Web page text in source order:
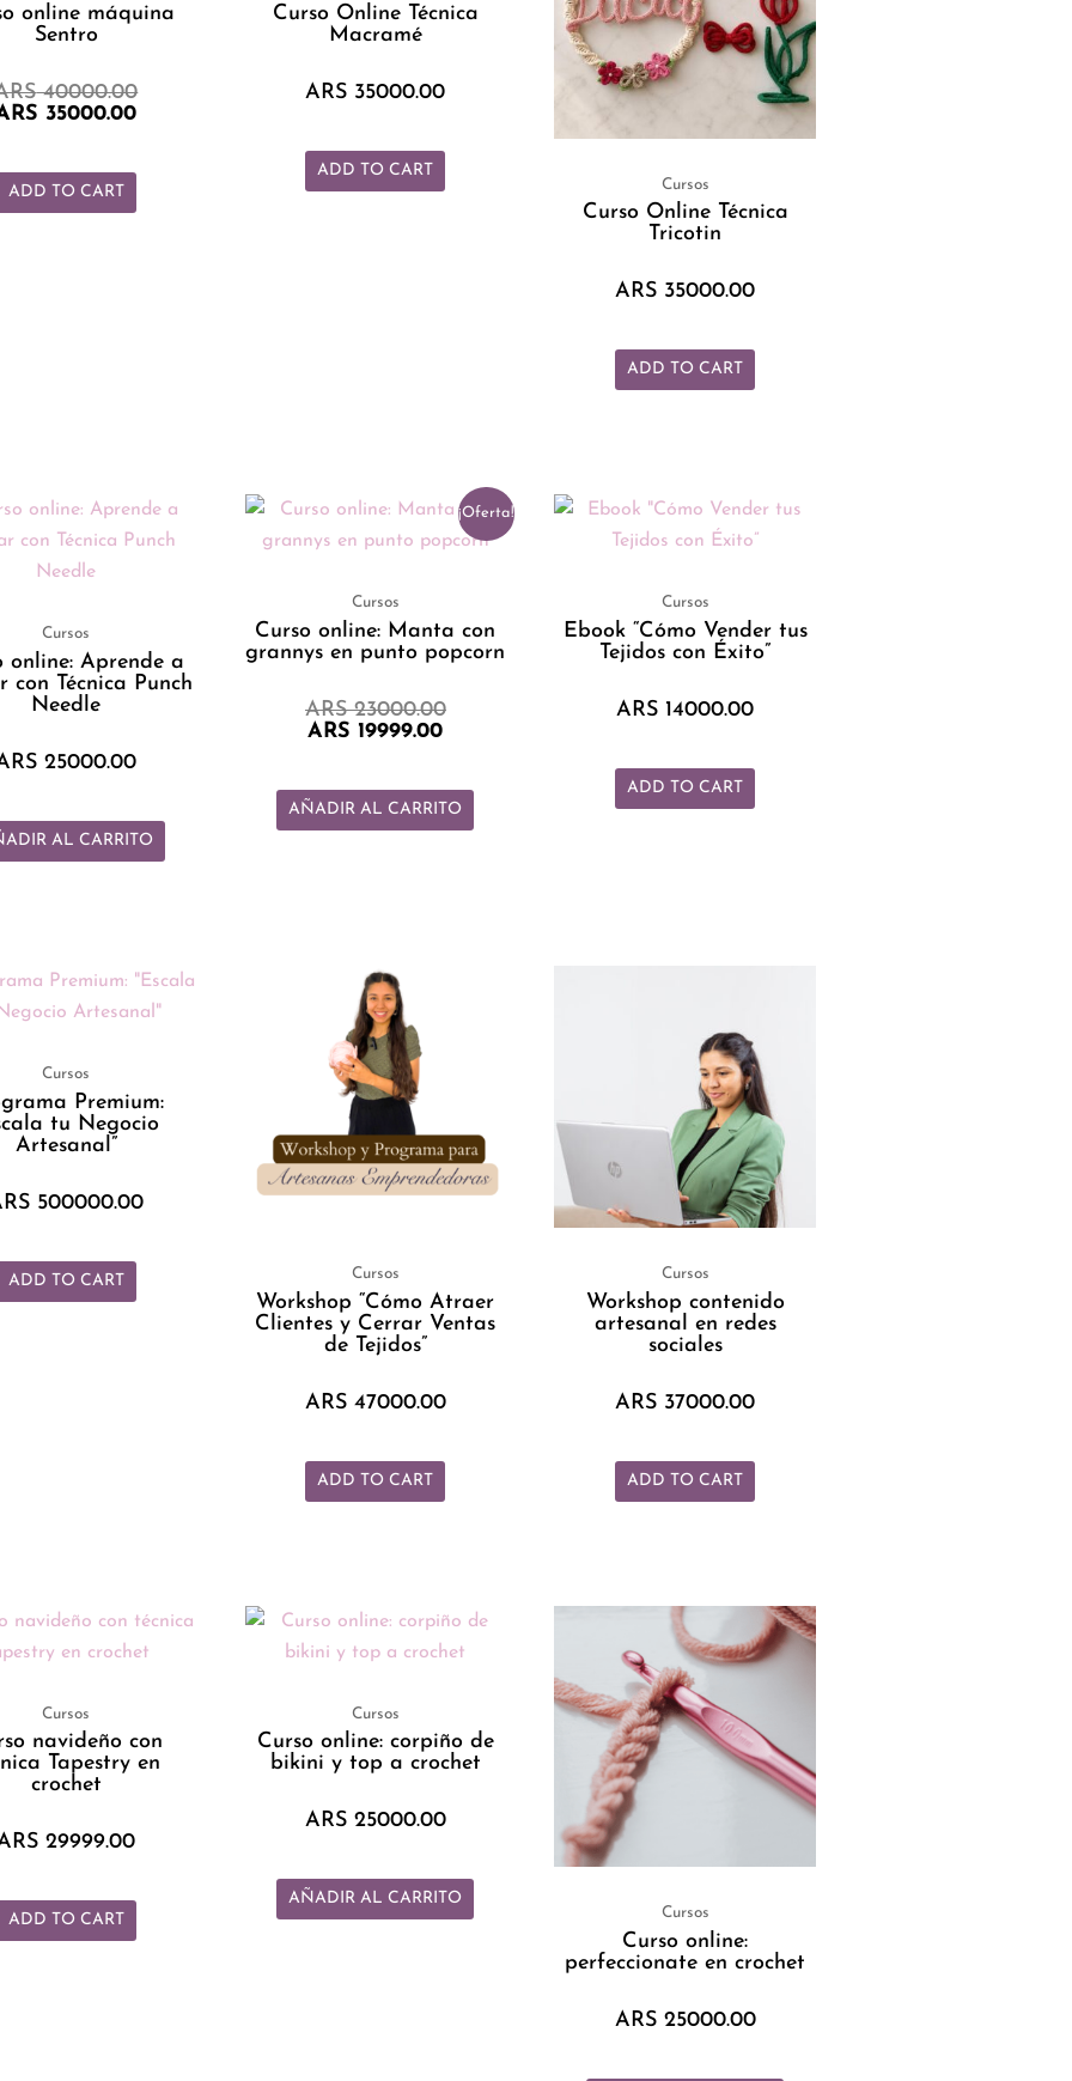
online máquina
Sentro
40000.00
35000.00
ADD TO CART
Curso Online Técnica
Macramé
ARS 35000.00
ADD TO CART
Cursos
Curso Online Técnica
Tricotin
ARS 35000.00
ADD TO CART
Cursos
online: Aprende a
con Técnica Punch
Needle
25000.00
AL CARRITO
¡Oferta!
Cursos
Curso online: Manta con
grannys en punto popcorn
ARS23000.00
El
precio
original
ARS 19999.00
El
precio
actual
AÑADIR AL CARRITO
Cursos
Ebook “Cómo Vender tus
Tejidos con Éxito”
ARS 14000.00
ADD TO CART
Cursos
Premium:
tu Negocio
Artesanal”
500000.00
ADD TO CART Cursos
Workshop “Cómo Atraer
Clientes y Cerrar Ventas
de Tejidos”
ARS47000.00
ADD TO CART
Cursos
Workshop contenido
artesanal en redes
sociales
ARS 37000.00
ADD TO CART
Cursos
navideño con
Tapestry en
crochet
29999.00
ADD TO CART
Cursos
Curso online: corpiño de
bikini y top a crochet
ARS25000.00
AÑADIR AL CARRITO
Cursos
Curso online:
perfeccionate en crochet
ARS25000.00